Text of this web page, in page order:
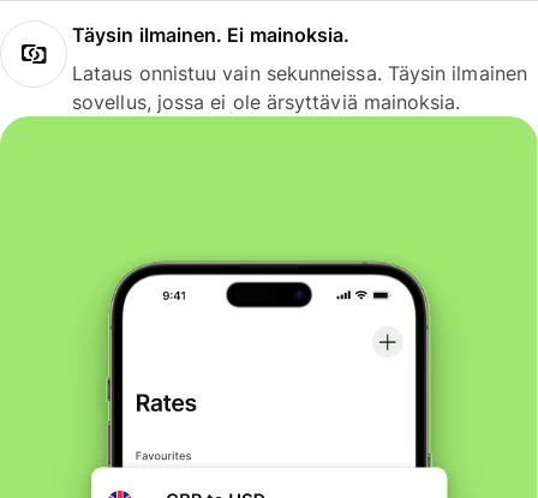
Täysin ilmainen. Ei mainoksia.
Lataus onnistuu vain sekunneissa. Täysin ilmainen
sovellus, jossa ei ole ärsyttäviä mainoksia.